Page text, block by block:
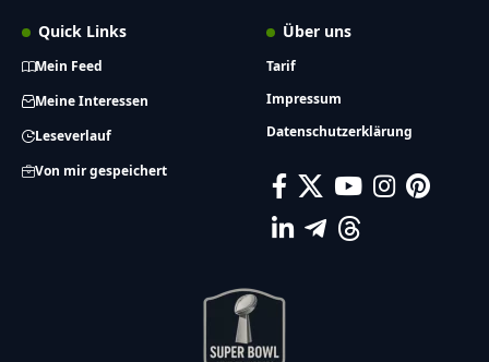
Quick Links
Mein Feed
Meine Interessen
Leseverlauf
Von mir gespeichert
Über uns
Tarif
Impressum
Datenschutzerklärung